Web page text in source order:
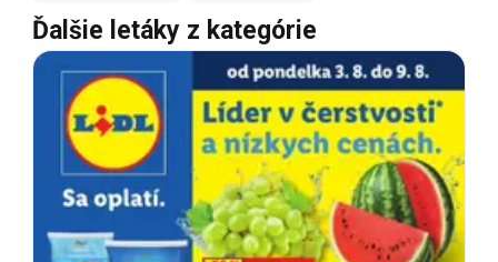
Ďalšie letáky z kategórie